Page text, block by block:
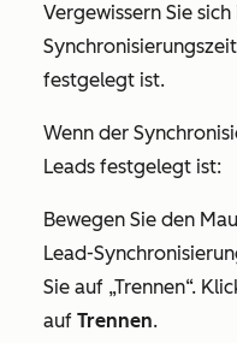
Vergewissern Sie
festgelegt ist.
Wenn der
Leads festgelegt ist:
Bewegen Sie den
Lead-
Sie auf „Trennen“.
auf Trennen.